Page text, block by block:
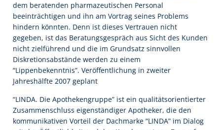
dem beratenden pharmazeutischen Personal
beeinträchtigen und ihn am Vortrag seines Problems
hindern könnten. Denn ist dieses Vertrauen nicht
gegeben, ist das Beratungsgespräch aus Sicht des Kunden
nicht zielführend und die im Grundsatz sinnvollen
Diskretionsabstände werden zu einem
“Lippenbekenntnis”. Veröffentlichung in zweiter
Jahreshälfte 2007 geplant
“LINDA. Die Apothekengruppe” ist ein qualitätsorientierter
Zusammenschluss eigenständiger Apotheker, die den
kommunikativen Vorteil der Dachmarke “LINDA” im Dialog